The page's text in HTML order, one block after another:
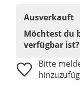
Ausverkauft
Möchtest du
verfügbar ist?
Bitte